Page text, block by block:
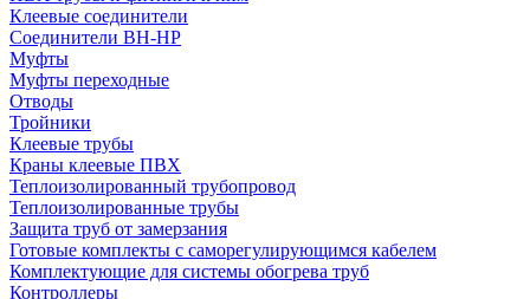
Клеевые соединители
Соединители ВН-НР
Муфты
Муфты переходные
Отводы
Тройники
Клеевые трубы
Краны клеевые ПВХ
Теплоизолированный трубопровод
Теплоизолированные трубы
Защита труб от замерзания
Готовые комплекты с саморегулирующимся кабелем
Комплектующие для системы обогрева труб
Контроллеры